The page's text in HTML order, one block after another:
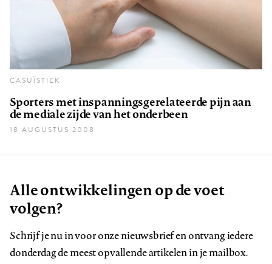
CASUÏSTIEK
Sporters met inspanningsgerelateerde pijn aan
de mediale zijde van het onderbeen
18 AUGUSTUS 2008
Alle ontwikkelingen op de voet
volgen?
Schrijf je nu in voor onze nieuwsbrief en ontvang iedere
donderdag de meest opvallende artikelen in je mailbox.